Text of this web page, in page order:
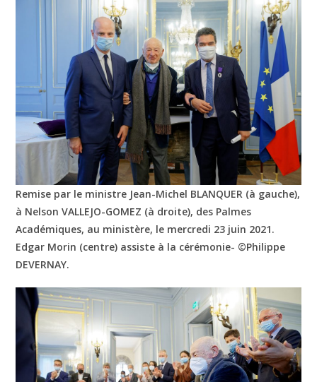
Remise par le ministre Jean-Michel BLANQUER (à gauche),
à Nelson VALLEJO-GOMEZ (à droite), des Palmes
Académiques, au ministère, le mercredi 23 juin 2021.
Edgar Morin (centre) assiste à la cérémonie- ©Philippe
DEVERNAY.